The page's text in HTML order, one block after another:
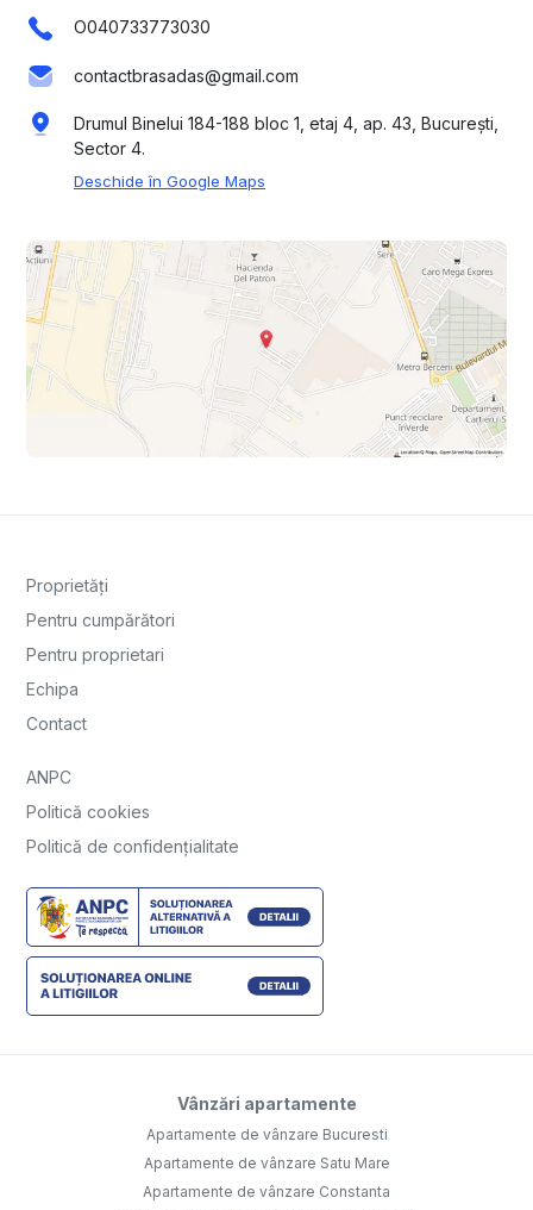
O040733773030
contactbrasadas@gmail.com
Drumul Binelui 184-188 bloc 1, etaj 4, ap. 43, București,
Sector 4.
Deschide în Google Maps
Proprietăți
Pentru cumpărători
Pentru proprietari
Echipa
Contact
ANPC
Politică cookies
Politică de confidențialitate
Vânzări apartamente
Apartamente de vânzare Bucuresti
Apartamente de vânzare Satu Mare
Apartamente de vânzare Constanta